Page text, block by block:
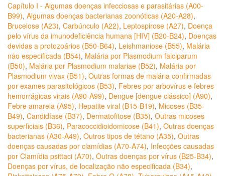
Capítulo I - Algumas doenças infecciosas e parasitárias (A00-
B99), Algumas doenças bacterianas zoonóticas (A20-A28),
Brucelose (A23), Carbúnculo (A22), Leptospirose (A27), Doença
pelo vírus da imunodeficiência humana [HIV] (B20-B24), Doenças
devidas a protozoários (B50-B64), Leishmaniose (B55), Malária
não especificada (B54), Malária por Plasmodium falciparum
(B50), Malária por Plasmodium malariae (B52), Malária por
Plasmodium vivax (B51), Outras formas de malária confirmadas
por exames parasitológicos (B53), Febres por arbovírus e febres
hemorrágicas virais (A90-A99), Dengue [dengue clássico] (A90),
Febre amarela (A95), Hepatite viral (B15-B19), Micoses (B35-
B49), Candidíase (B37), Dermatofitose (B35), Outras micoses
superficiais (B36), Paracoccidioidomicose (B41), Outras doenças
bacterianas (A30-A49), Outros tipos de tétano (A35), Outras
doenças causadas por clamídias (A70-A74), Infecções causadas
por Clamídia psittaci (A70), Outras doenças por vírus (B25-B34),
Doenças por vírus, de localização não especificada (B34),